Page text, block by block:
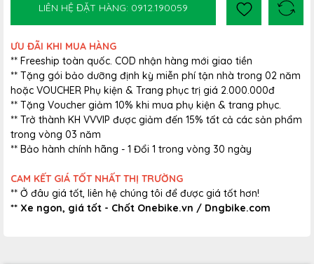
LIÊN HỆ ĐẶT HÀNG: 0912.190059
ƯU ĐÃI KHI MUA HÀNG
** Freeship toàn quốc. COD nhận hàng mới giao tiền
** Tặng gói bảo dưỡng định kỳ miễn phí tận nhà trong 02 năm
hoặc VOUCHER Phụ kiện & Trang phục trị giá 2.000.000đ
** Tặng Voucher giảm 10% khi mua phụ kiện & trang phục.
** Trở thành KH VVVIP được giảm đến 15% tất cả các sản phẩm
trong vòng 03 năm
** Bảo hành chính hãng - 1 Đổi 1 trong vòng 30 ngày
CAM KẾT GIÁ TỐT NHẤT THỊ TRƯỜNG
** Ở đâu giá tốt, liên hệ chúng tôi để được giá tốt hơn!
** Xe ngon, giá tốt - Chốt Onebike.vn / Dngbike.com